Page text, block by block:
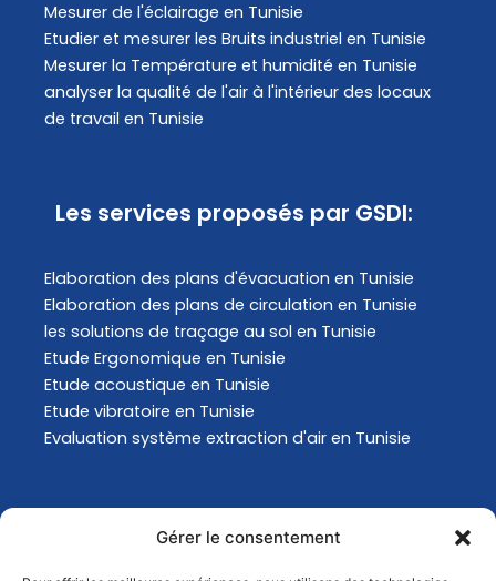
Gérer le consentement
Mesurer de l'éclairage en Tunisie
Etudier et mesurer les Bruits industriel en Tunisie
Mesurer la Température et humidité en Tunisie
analyser la qualité de l'air à l'intérieur des locaux
de travail en Tunisie
Les services proposés par GSDI:
Elaboration des plans d'évacuation​ en Tunisie
Elaboration des plans de circulation en Tunisie
les solutions de traçage au sol en Tunisie
Etude Ergonomique en Tunisie
Etude acoustique en Tunisie
Etude vibratoire en Tunisie
Evaluation système extraction d'air en Tunisie
Actualités